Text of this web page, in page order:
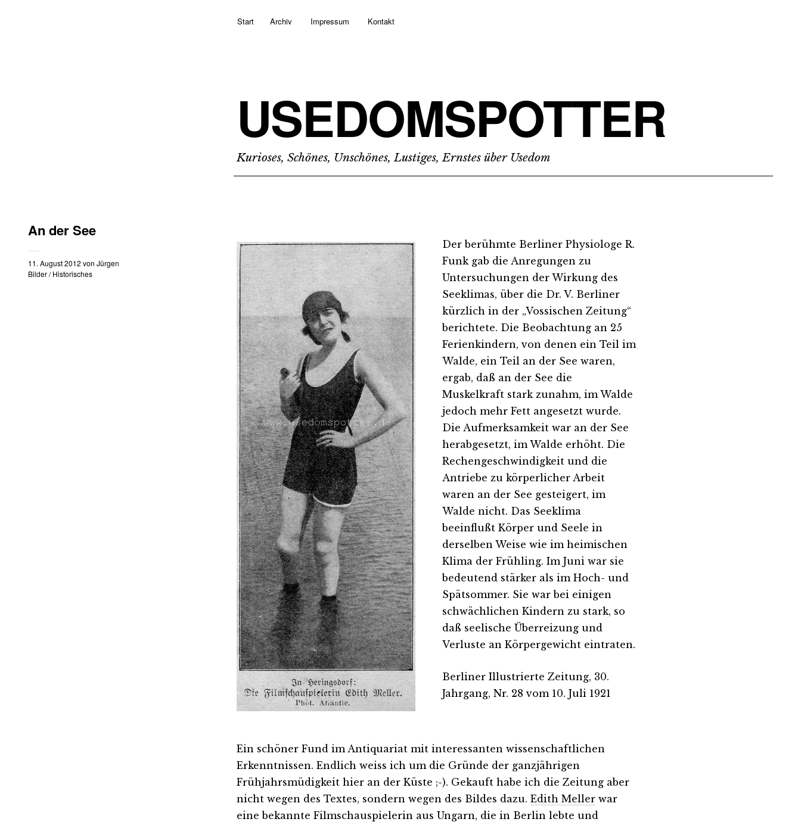
Start Archiv Impressum Kontakt
USEDOMSPOTTER
Kurioses, Schönes, Unschönes, Lustiges, Ernstes über Usedom
An der See
11. August 2012 von Jürgen
Bilder/Historisches
Der berühmte Berliner Physiologe R.
Funk gab die Anregungen zu
Untersuchungen der Wirkung des
Seeklimas, über die Dr. V. Berliner
kürzlich in der „Vossischen Zeitung“
berichtete. Die Beobachtung an 25
Ferienkindern, von denen ein Teil im
Walde, ein Teil an der See waren,
ergab, daß an der See die
Muskelkraft stark zunahm, im Walde
jedoch mehr Fett angesetzt wurde.
Die Aufmerksamkeit war an der See
herabgesetzt, im Walde erhöht. Die
Rechengeschwindigkeit und die
Antriebe zu körperlicher Arbeit
waren an der See gesteigert, im
Walde nicht. Das Seeklima
beeinflußt Körper und Seele in
derselben Weise wie im heimischen
Klima der Frühling. Im Juni war sie
bedeutend stärker als im Hoch- und
Spätsommer. Sie war bei einigen
schwächlichen Kindern zu stark, so
daß seelische Überreizung und
Verluste an Körpergewicht eintraten.
Berliner Illustrierte Zeitung, 30.
Jahrgang, Nr. 28 vom 10. Juli 1921
Ein schöner Fund im Antiquariat mit interessanten wissenschaftlichen
Erkenntnissen. Endlich weiss ich um die Gründe der ganzjährigen
Frühjahrsmüdigkeit hier an der Küste ;-). Gekauft habe ich die Zeitung aber
nicht wegen des Textes, sondern wegen des Bildes dazu. Edith Meller war
eine bekannte Filmschauspielerin aus Ungarn, die in Berlin lebte und